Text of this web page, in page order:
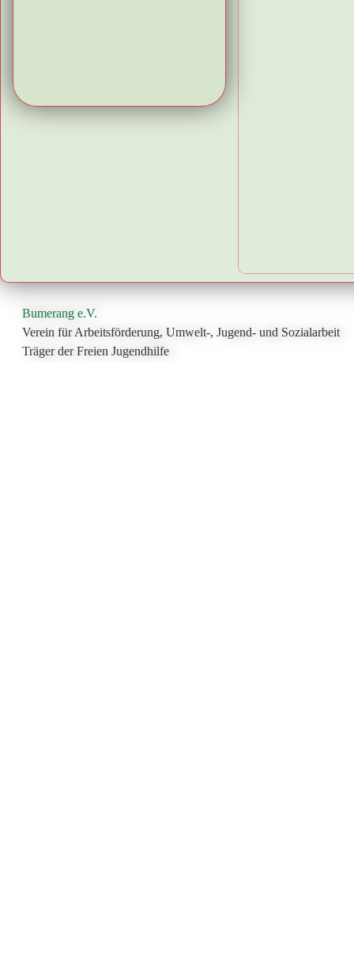
Bumerang e.V.
Verein für Arbeitsförderung, Umwelt-, Jugend- und Sozialarbeit
Träger der Freien Jugendhilfe